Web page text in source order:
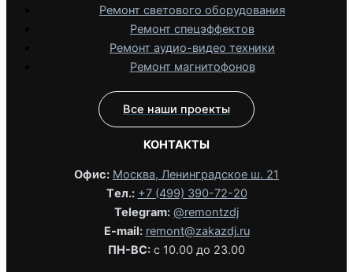
Ремонт светового оборудования
Ремонт спецэффектов
Ремонт аудио-видео техники
Ремонт магнитофонов
Все наши проекты
КОНТАКТЫ
Офис: Москва, Ленинградское ш. 21
Tел.: +7 (499) 390-72-20
Telegram: @remontzdj‬
E-mail: remont@zakazdj.ru
ПН-ВС: с 10.00 до 23.00